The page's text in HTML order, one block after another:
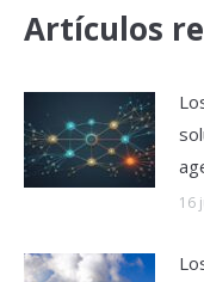
Artículos
16